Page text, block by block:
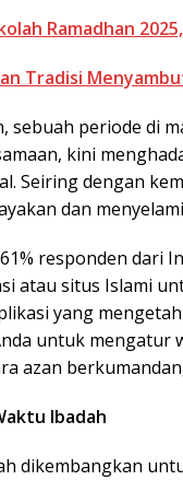
Ramadhan
Tradisi
sebuah periode di
kini
Seiring dengan
dan
responden dari
atau situs Islami
yang
untuk
azan
Ibadah
dikembangkan